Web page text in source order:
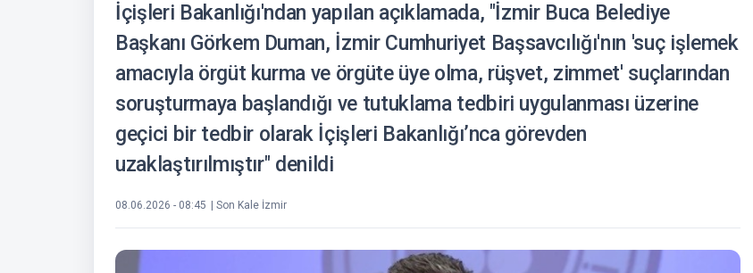
İçişleri Bakanlığı'ndan yapılan açıklamada, "İzmir Buca Belediye
Başkanı Görkem Duman, İzmir Cumhuriyet Başsavcılığı'nın 'suç işlemek
amacıyla örgüt kurma ve örgüte üye olma, rüşvet, zimmet' suçlarından
soruşturmaya başlandığı ve tutuklama tedbiri uygulanması üzerine
geçici bir tedbir olarak İçişleri Bakanlığı’nca görevden
uzaklaştırılmıştır" denildi
08.06.2026 - 08:45 | Son Kale İzmir